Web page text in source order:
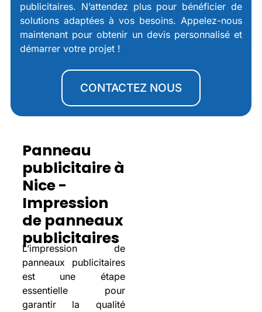
publicitaires. N’attendez plus pour bénéficier de
solutions adaptées à vos besoins. Appelez-nous
maintenant pour obtenir un devis personnalisé et
démarrer votre projet !
CONTACTEZ NOUS
Panneau
publicitaire à
Nice -
Impression
de panneaux
publicitaires
L’impression de
panneaux publicitaires
est une étape
essentielle pour
garantir la qualité